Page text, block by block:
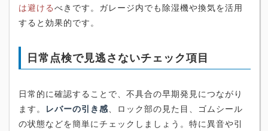
は避けるべきです。ガレージ内でも除湿機や換気を活用
すると効果的です。
日常点検で見逃さないチェック項目
日常的に確認することで、不具合の早期発見につながり
ます。 レバーの引き感 、ロック部の見た目、ゴムシール
の状態などを簡単にチェックしましょう。特に異音や引